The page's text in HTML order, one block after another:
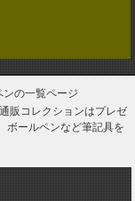
ンの一覧ページ
販コレクションはプレゼ
ボールペンなど筆記具を